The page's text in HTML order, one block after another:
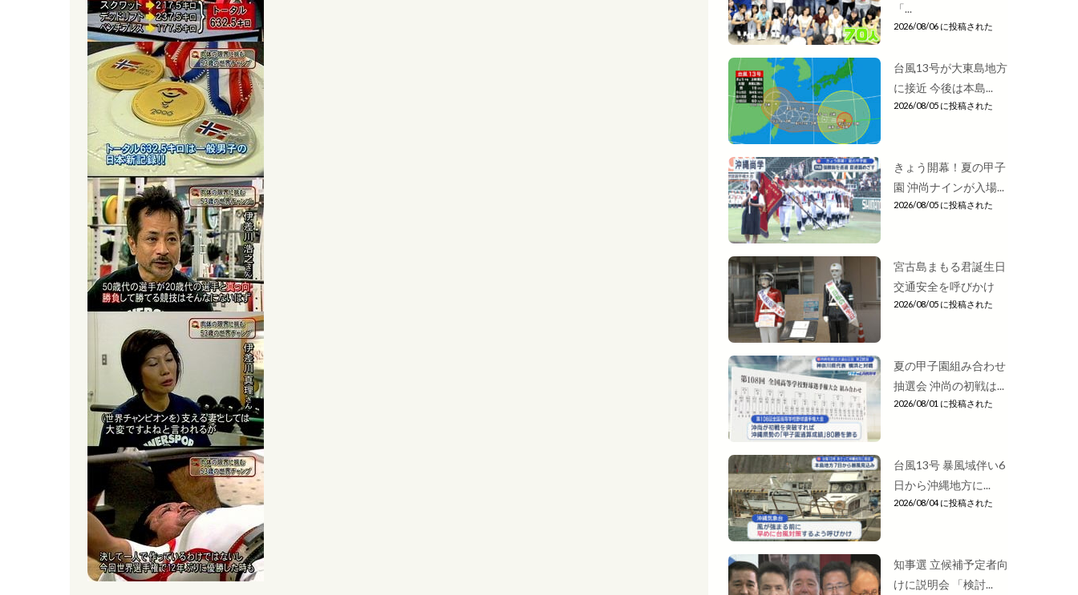
「...
2026/08/06 に投稿された
台風13号が大東島地方
に接近 今後は本島...
2026/08/05 に投稿された
きょう開幕！夏の甲子
園 沖尚ナインが入場...
2026/08/05 に投稿された
宮古島まもる君誕生日
交通安全を呼びかけ
2026/08/05 に投稿された
夏の甲子園組み合わせ
抽選会 沖尚の初戦は...
2026/08/01 に投稿された
台風13号 暴風域伴い6
日から沖縄地方に...
2026/08/04 に投稿された
知事選 立候補予定者向
けに説明会 「検討...